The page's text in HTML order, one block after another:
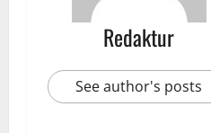
Redaktur
See author's posts